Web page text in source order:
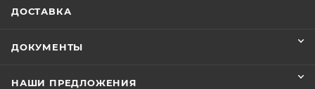
ДОСТАВКА
ДОКУМЕНТЫ
НАШИ ПРЕДЛОЖЕНИЯ